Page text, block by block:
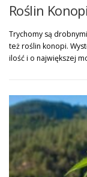
Roślin Konopi
Trychomy są
też roślin konopi.
ilość i o największej